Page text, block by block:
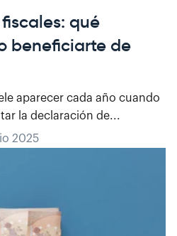
qué
beneficiarte de
aparecer cada año cuando
la declaración de...
2025